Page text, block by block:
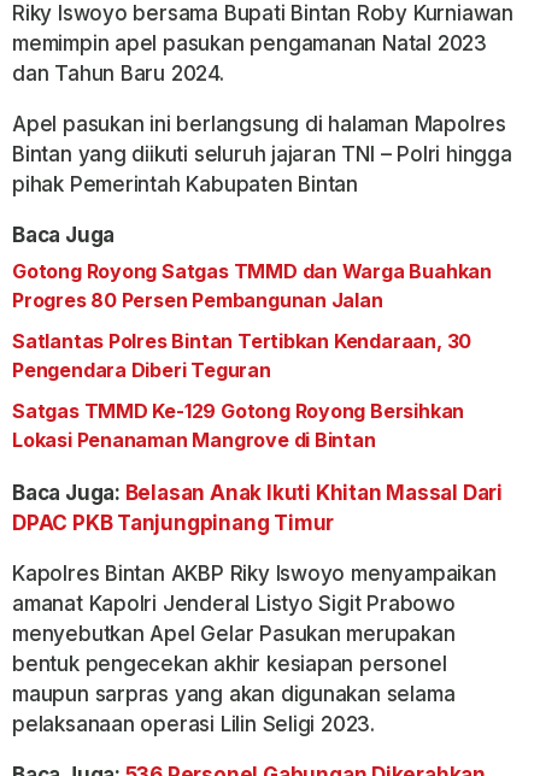
Riky Iswoyo bersama Bupati Bintan Roby Kurniawan
memimpin apel pasukan pengamanan Natal 2023
dan Tahun Baru 2024.
Apel pasukan ini berlangsung di halaman Mapolres
Bintan yang diikuti seluruh jajaran TNI – Polri hingga
pihak Pemerintah Kabupaten Bintan
Baca Juga
Gotong Royong Satgas TMMD dan Warga Buahkan
Progres 80 Persen Pembangunan Jalan
Satlantas Polres Bintan Tertibkan Kendaraan, 30
Pengendara Diberi Teguran
Satgas TMMD Ke-129 Gotong Royong Bersihkan
Lokasi Penanaman Mangrove di Bintan
Baca Juga: Belasan Anak Ikuti Khitan Massal Dari
DPAC PKB Tanjungpinang Timur
Kapolres Bintan AKBP Riky Iswoyo menyampaikan
amanat Kapolri Jenderal Listyo Sigit Prabowo
menyebutkan Apel Gelar Pasukan merupakan
bentuk pengecekan akhir kesiapan personel
maupun sarpras yang akan digunakan selama
pelaksanaan operasi Lilin Seligi 2023.